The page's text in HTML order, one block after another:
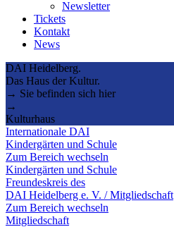
Newsletter
Tickets
Kontakt
News
DAI Heidelberg.
Das Haus der Kultur.
→ Sie befinden sich hier
→
Kulturhaus
Internationale DAI
Kindergärten und Schule
Zum Bereich wechseln
Kindergärten und Schule
Freundeskreis des
DAI Heidelberg e. V. / Mitgliedschaft
Zum Bereich wechseln
Mitgliedschaft